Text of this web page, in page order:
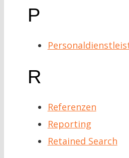
P
R
Referenzen
Reporting
Retained Search